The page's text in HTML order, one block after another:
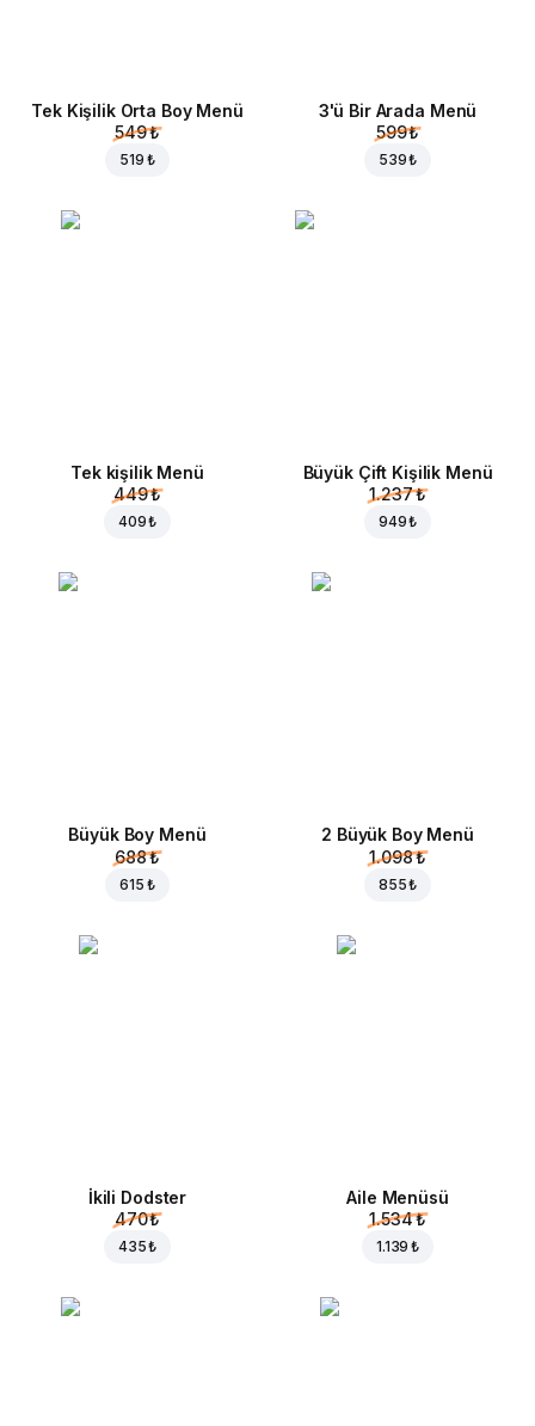
Tek Kişilik Orta Boy Menü
549 ₺
519 ₺
3'ü Bir Arada Menü
599 ₺
539 ₺
Tek kişilik Menü
449 ₺
409 ₺
Büyük Çift Kişilik Menü
1.237 ₺
949 ₺
Büyük Boy Menü
688 ₺
615 ₺
2 Büyük Boy Menü
1.098 ₺
855 ₺
İkili Dodster
470 ₺
435 ₺
Aile Menüsü
1.534 ₺
1.139 ₺